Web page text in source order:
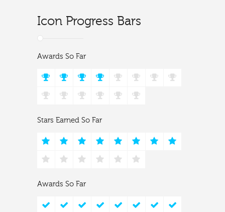
Icon Progress Bars
Awards So Far
Stars Earned So Far
Awards So Far